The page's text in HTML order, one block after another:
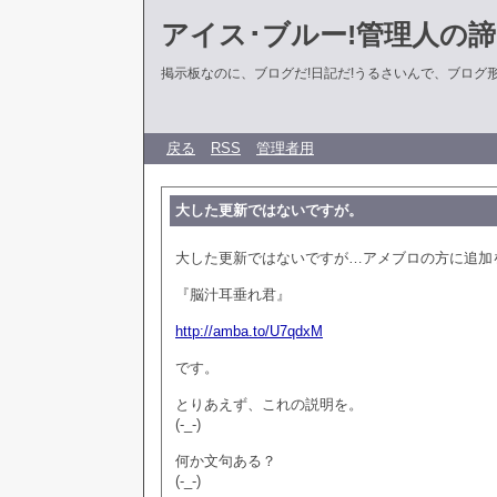
アイス･ブルー!管理人の
掲示板なのに、ブログだ!日記だ!うるさいんで、ブログ
戻る RSS 管理者用
大した更新ではないですが。
大した更新ではないですが…アメブロの方に追加
『脳汁耳垂れ君』
http://amba.to/U7qdxM
です。
とりあえず、これの説明を。
(-_-)
何か文句ある？
(-_-)